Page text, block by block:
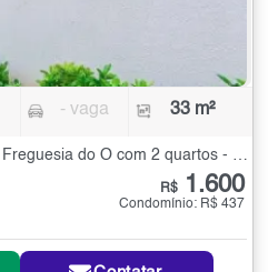
- vaga 33 m²
R$ 1.600
Condomínio: R$ 437